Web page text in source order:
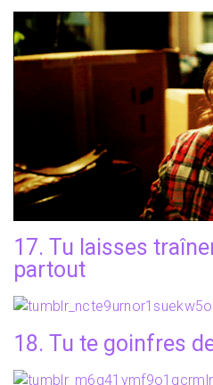
17. Tu laisses
partout
18. Tu te goinfres